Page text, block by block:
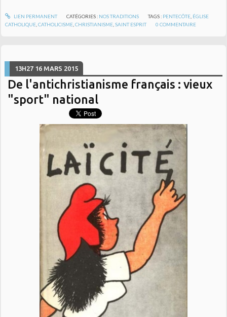
LIEN PERMANENT CATÉGORIES : NOS TRADITIONS TAGS : PENTECÔTE ÉGLISE
CATHOLIQUE ,CATHOLICISME ,CHRISTIANISME ,SAINT ESPRIT 0 COMMENTAIRE
13H27 16 MARS 2015
De l'antichristianisme français : vieux
"sport" national